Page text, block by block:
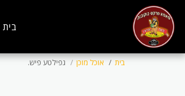
בית
בית אוכל מוכן גפילטע פיש.